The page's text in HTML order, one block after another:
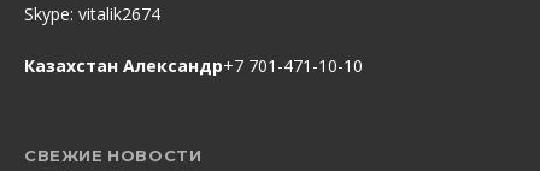
Skype: vitalik2674
Казахстан Александр+7 701-471-10-10
СВЕЖИЕ НОВОСТИ